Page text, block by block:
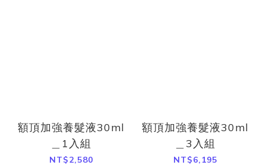
額頂加強養髮液30ml
＿1入組
NT$2,580
額頂加強養髮液30ml
＿3入組
NT$6,195